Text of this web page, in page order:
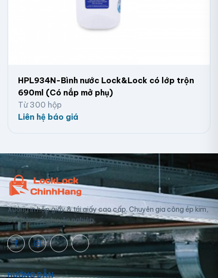
HPL934N-Bình nước Lock&Lock có lớp trộn
690ml (Có nắp mở phụ)
Từ 300 hộp
Liên hệ báo giá
Xưởng in hộp giấy & túi giấy cao cấp. Chuyên gia công ép kim,
UV, dập nổi chuyên nghiệp.
HƯỚNG DẪN